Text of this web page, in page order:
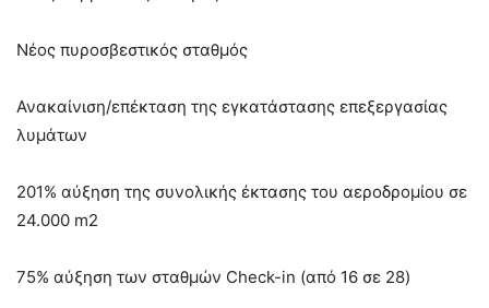
Νέος πυροσβεστικός σταθμός
Ανακαίνιση/επέκταση της εγκατάστασης επεξεργασίας
λυμάτων
201% αύξηση της συνολικής έκτασης του αεροδρομίου σε
24.000 m2
75% αύξηση των σταθμών Check-in (από 16 σε 28)